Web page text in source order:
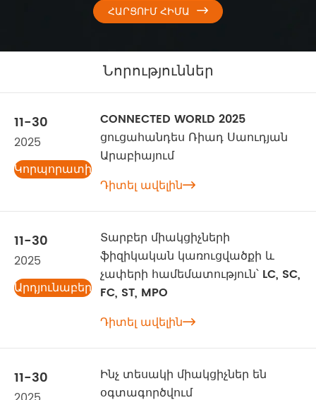
ՀԱՐՑՈՒՄ ՀԻՄԱ 
Նորություններ
11-30
2025
Կորպորատիվ
CONNECTED WORLD 2025
ցուցահանդես Ռիադ Սաուդյան
Արաբիայում
Դիտել ավելին
11-30
2025
Արդյունաբերության
Տարբեր միակցիչների
ֆիզիկական կառուցվածքի և
չափերի համեմատություն՝ LC, SC,
FC, ST, MPO
Դիտել ավելին
11-30
Ինչ տեսակի միակցիչներ են
օգտագործվում